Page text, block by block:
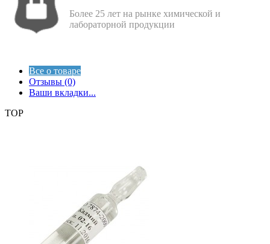
Более 25 лет на рынке химической и
лабораторной продукции
Все о товаре
Отзывы (0)
Ваши вкладки...
TOP